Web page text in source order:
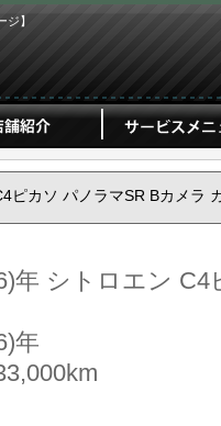
】
ピカソ パノラマSR Bカメラ
年 シトロエン
年